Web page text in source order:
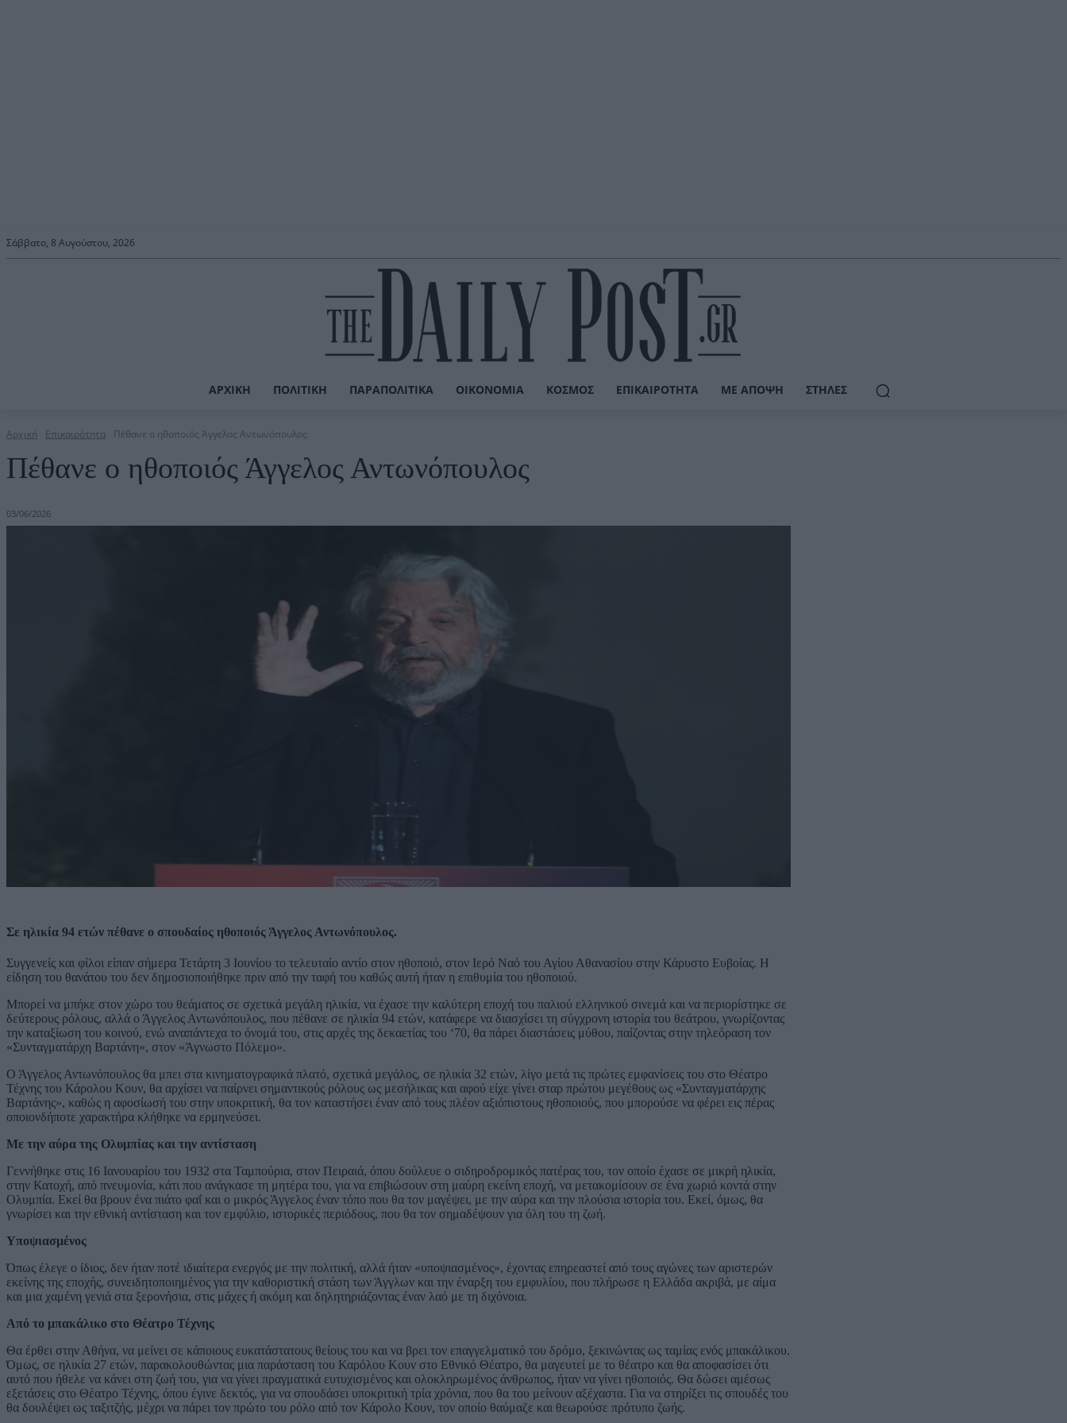
Σάββατο, 8 Αυγούστου, 2026
ΑΡΧΙΚΉ ΠΟΛΙΤΙΚΉ ΠΑΡΑΠΟΛΙΤΙΚΆ ΟΙΚΟΝΟΜΊΑ ΚΌΣΜΟΣ ΕΠΙΚΑΙΡΌΤΗΤΑ ΜΕ ΆΠΟΨΗ ΣΤΉΛΕΣ
Αρχική Επικαιρότητα Πέθανε ο ηθοποιός Άγγελος Αντωνόπουλος
Πέθανε ο ηθοποιός Άγγελος Αντωνόπουλος
03/06/2026
Σε ηλικία 94 ετών πέθανε ο σπουδαίος ηθοποιός Άγγελος Αντωνόπουλος.
Συγγενείς και φίλοι είπαν σήμερα Τετάρτη 3 Ιουνίου το τελευταίο αντίο στον ηθοποιό, στον Ιερό Ναό του Αγίου Αθανασίου στην Κάρυστο Ευβοίας. Η
είδηση του θανάτου του δεν δημοσιοποιήθηκε πριν από την ταφή του καθώς αυτή ήταν η επιθυμία του ηθοποιού.
Μπορεί να μπήκε στον χώρο του θεάματος σε σχετικά μεγάλη ηλικία, να έχασε την καλύτερη εποχή του παλιού ελληνικού σινεμά και να περιορίστηκε σε
δεύτερους ρόλους, αλλά ο Άγγελος Αντωνόπουλος, που πέθανε σε ηλικία 94 ετών, κατάφερε να διασχίσει τη σύγχρονη ιστορία του θεάτρου, γνωρίζοντας
την καταξίωση του κοινού, ενώ αναπάντεχα το όνομά του, στις αρχές της δεκαετίας του ‘70, θα πάρει διαστάσεις μύθου, παίζοντας στην τηλεόραση τον
«Συνταγματάρχη Βαρτάνη», στον «Άγνωστο Πόλεμο».
Ο Άγγελος Αντωνόπουλος θα μπει στα κινηματογραφικά πλατό, σχετικά μεγάλος, σε ηλικία 32 ετών, λίγο μετά τις πρώτες εμφανίσεις του στο Θέατρο
Τέχνης του Κάρολου Κουν, θα αρχίσει να παίρνει σημαντικούς ρόλους ως μεσήλικας και αφού είχε γίνει σταρ πρώτου μεγέθους ως «Συνταγματάρχης
Βαρτάνης», καθώς η αφοσίωσή του στην υποκριτική, θα τον καταστήσει έναν από τους πλέον αξιόπιστους ηθοποιούς, που μπορούσε να φέρει εις πέρας
οποιονδήποτε χαρακτήρα κλήθηκε να ερμηνεύσει.
Με την αύρα της Ολυμπίας και την αντίσταση
Γεννήθηκε στις 16 Ιανουαρίου του 1932 στα Ταμπούρια, στον Πειραιά, όπου δούλευε ο σιδηροδρομικός πατέρας του, τον οποίο έχασε σε μικρή ηλικία,
στην Κατοχή, από πνευμονία, κάτι που ανάγκασε τη μητέρα του, για να επιβιώσουν στη μαύρη εκείνη εποχή, να μετακομίσουν σε ένα χωριό κοντά στην
Ολυμπία. Εκεί θα βρουν ένα πιάτο φαΐ και ο μικρός Άγγελος έναν τόπο που θα τον μαγέψει, με την αύρα και την πλούσια ιστορία του. Εκεί, όμως, θα
γνωρίσει και την εθνική αντίσταση και τον εμφύλιο, ιστορικές περιόδους, που θα τον σημαδέψουν για όλη του τη ζωή.
Υποψιασμένος
Όπως έλεγε ο ίδιος, δεν ήταν ποτέ ιδιαίτερα ενεργός με την πολιτική, αλλά ήταν «υποψιασμένος», έχοντας επηρεαστεί από τους αγώνες των αριστερών
εκείνης της εποχής, συνειδητοποιημένος για την καθοριστική στάση των Άγγλων και την έναρξη του εμφυλίου, που πλήρωσε η Ελλάδα ακριβά, με αίμα
και μια χαμένη γενιά στα ξερονήσια, στις μάχες ή ακόμη και δηλητηριάζοντας έναν λαό με τη διχόνοια.
Από το μπακάλικο στο Θέατρο Τέχνης
Θα έρθει στην Αθήνα, να μείνει σε κάποιους ευκατάστατους θείους του και να βρει τον επαγγελματικό του δρόμο, ξεκινώντας ως ταμίας ενός μπακάλικου.
Όμως, σε ηλικία 27 ετών, παρακολουθώντας μια παράσταση του Καρόλου Κουν στο Εθνικό Θέατρο, θα μαγευτεί με το θέατρο και θα αποφασίσει ότι
αυτό που ήθελε να κάνει στη ζωή του, για να γίνει πραγματικά ευτυχισμένος και ολοκληρωμένος άνθρωπος, ήταν να γίνει ηθοποιός. Θα δώσει αμέσως
εξετάσεις στο Θέατρο Τέχνης, όπου έγινε δεκτός, για να σπουδάσει υποκριτική τρία χρόνια, που θα του μείνουν αξέχαστα. Για να στηρίξει τις σπουδές του
θα δουλέψει ως ταξιτζής, μέχρι να πάρει τον πρώτο του ρόλο από τον Κάρολο Κουν, τον οποίο θαύμαζε και θεωρούσε πρότυπο ζωής.